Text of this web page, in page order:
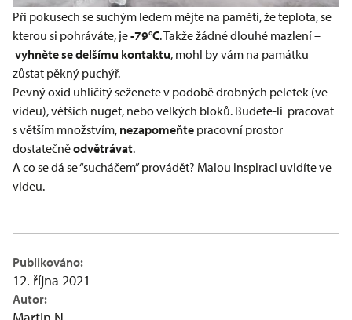
Při pokusech se suchým ledem mějte na paměti, že teplota, se
kterou si pohráváte, je-79°C. Takže žádné dlouhé mazlení –
vyhněte se delšímu kontaktu, mohl by vám na památku
zůstat pěkný puchýř.
Pevný oxid uhličitý seženete v podobě drobných peletek (ve
videu), větších nuget, nebo velkých bloků. Budete-li pracovat
s větším množstvím, nezapomeňte pracovní prostor
dostatečněodvětrávat.
A co se dá se “sucháčem” provádět? Malou inspiraci uvidíte ve
videu.
Publikováno:
12. října 2021
Autor: